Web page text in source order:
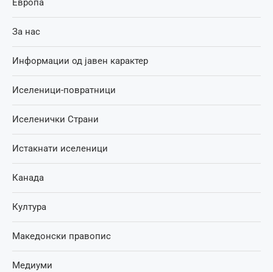
Европа
За нас
Информации од јавен карактер
Иселеници-повратници
Иселенички Страни
Истакнати иселеници
Канада
Култура
Македонски правопис
Медиуми